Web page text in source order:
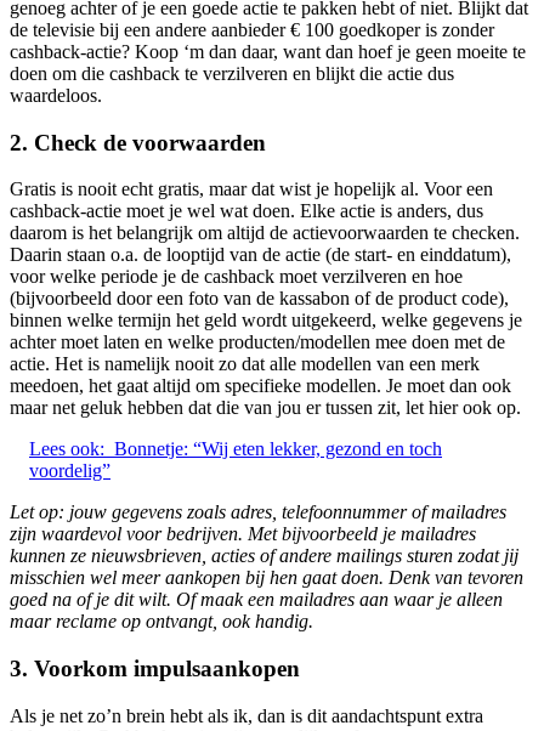
genoeg achter of je een goede actie te pakken hebt of niet. Blijkt dat
de televisie bij een andere aanbieder € 100 goedkoper is zonder
cashback-actie? Koop ‘m dan daar, want dan hoef je geen moeite te
doen om die cashback te verzilveren en blijkt die actie dus
waardeloos.
2. Check de voorwaarden
Gratis is nooit echt gratis, maar dat wist je hopelijk al. Voor een
cashback-actie moet je wel wat doen. Elke actie is anders, dus
daarom is het belangrijk om altijd de actievoorwaarden te checken.
Daarin staan o.a. de looptijd van de actie (de start- en einddatum),
voor welke periode je de cashback moet verzilveren en hoe
(bijvoorbeeld door een foto van de kassabon of de product code),
binnen welke termijn het geld wordt uitgekeerd, welke gegevens je
achter moet laten en welke producten/modellen mee doen met de
actie. Het is namelijk nooit zo dat alle modellen van een merk
meedoen, het gaat altijd om specifieke modellen. Je moet dan ook
maar net geluk hebben dat die van jou er tussen zit, let hier ook op.
Lees ook: Bonnetje: “Wij eten lekker, gezond en toch
voordelig”
Let op: jouw gegevens zoals adres, telefoonnummer of mailadres
zijn waardevol voor bedrijven. Met bijvoorbeeld je mailadres
kunnen ze nieuwsbrieven, acties of andere mailings sturen zodat jij
misschien wel meer aankopen bij hen gaat doen. Denk van tevoren
goed na of je dit wilt. Of maak een mailadres aan waar je alleen
maar reclame op ontvangt, ook handig.
3. Voorkom impulsaankopen
Als je net zo’n brein hebt als ik, dan is dit aandachtspunt extra